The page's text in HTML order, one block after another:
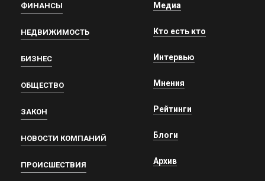
ФИНАНСЫ
НЕДВИЖИМОСТЬ
БИЗНЕС
ОБЩЕСТВО
ЗАКОН
НОВОСТИ КОМПАНИЙ
ПРОИСШЕСТВИЯ
Медиа
Кто есть кто
Интервью
Мнения
Рейтинги
Блоги
Архив